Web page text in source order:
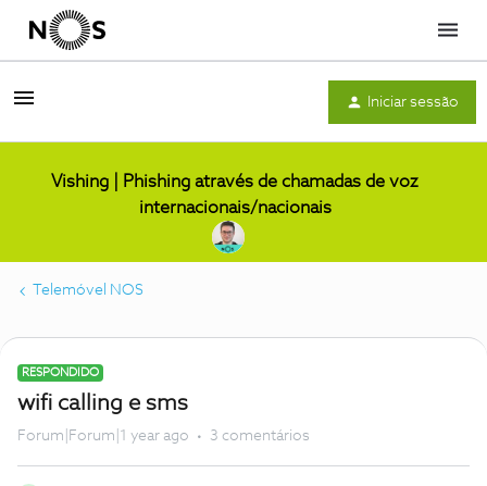
Menu
Iniciar sessão
Vishing | Phishing através de chamadas de voz
internacionais/nacionais
Telemóvel NOS
RESPONDIDO
wifi calling e sms
Forum|Forum|1 year ago 3 comentários